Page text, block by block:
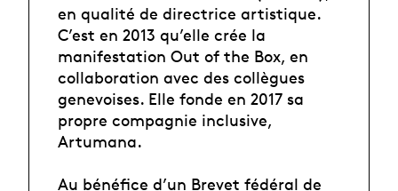
en qualité de directrice artistique.
C’est en 2013 qu’elle crée la
manifestation Out of the Box, en
collaboration avec des collègues
genevoises. Elle fonde en 2017 sa
propre compagnie inclusive,
Artumana.
Au bénéfice d’un Brevet fédéral de